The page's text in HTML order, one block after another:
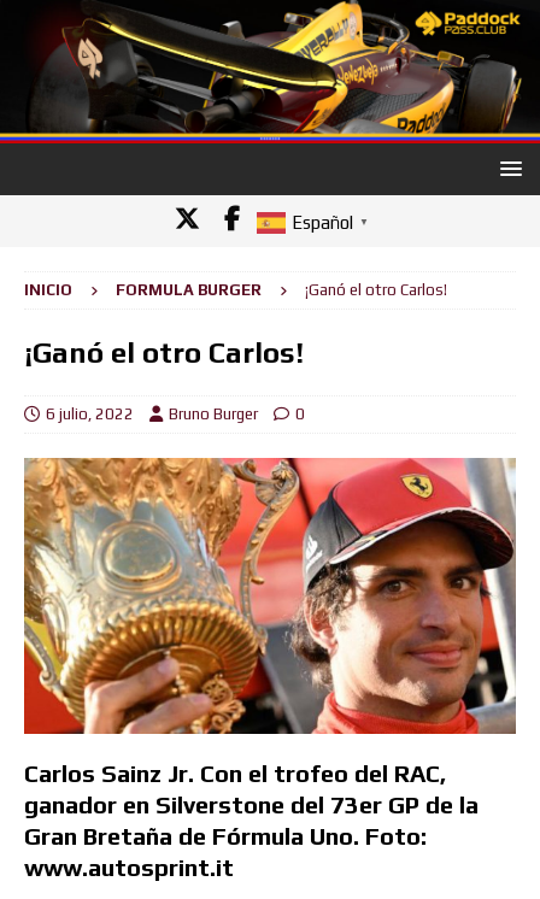
Español ▼
INICIO FORMULA BURGER ¡Ganó el otro Carlos!
¡Ganó el otro Carlos!
6 julio, 2022 Bruno Burger 0
Carlos Sainz Jr. Con el trofeo del RAC,
ganador en Silverstone del 73er GP de la
Gran Bretaña de Fórmula Uno. Foto:
www.autosprint.it